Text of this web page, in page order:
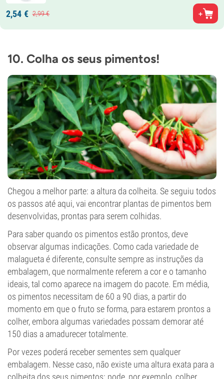
2,54 € 2,99€
10. Colha os seus pimentos!
Chegou a melhor parte: a altura da colheita. Se seguiu todos
os passos até aqui, vai encontrar plantas de pimentos bem
desenvolvidas, prontas para serem colhidas.
Para saber quando os pimentos estão prontos, deve
observar algumas indicações. Como cada variedade de
malagueta é diferente, consulte sempre as instruções da
embalagem, que normalmente referem a cor e o tamanho
ideais, tal como aparece na imagem do pacote. Em média,
os pimentos necessitam de 60 a 90 dias, a partir do
momento em que o fruto se forma, para estarem prontos a
colher, embora algumas variedades possam demorar até
150 dias a amadurecer totalmente.
Por vezes poderá receber sementes sem qualquer
embalagem. Nesse caso, não existe uma altura exata para a
colheita dos seus pimentos: pode, por exemplo, colher